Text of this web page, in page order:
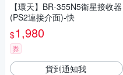
【環天】BR-355N5衛星接收器
(PS2連接介面)-快
$1,980
券
貨到通知我